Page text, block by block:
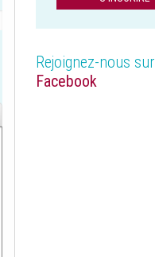
Rejoignez-nous sur
Facebook